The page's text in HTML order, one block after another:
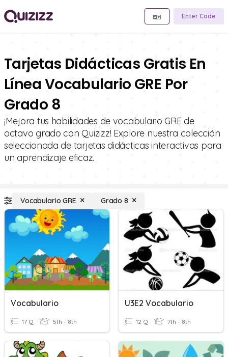
Enter Code
Tarjetas Didácticas Gratis En
Línea Vocabulario GRE Por
Grado 8
¡Mejora tus habilidades de vocabulario GRE de
octavo grado con Quizizz! Explore nuestra colección
seleccionada de tarjetas didácticas interactivas para
un aprendizaje eficaz.
Vocabulario GRE Grado 8
Vocabulario
17 Q 5th - 8th
U3E2 Vocabulario
12 Q 7th - 8th